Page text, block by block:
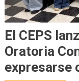
El CEPS
Oratoria
expresarse